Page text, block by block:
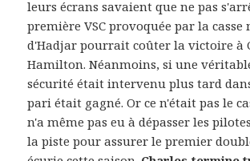
leurs écrans savaient que ne pas
première VSC provoquée par la casse
d'Hadjar pourrait coûter la victoire à
Hamilton. Néanmoins, si une
sécurité était intervenu plus tard
pari était gagné. Or ce n'était pas le
n'a même pas eu à dépasser les
la piste pour assurer le premier